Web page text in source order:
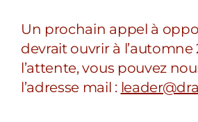
Un prochain appel à
devrait ouvrir à l’automne
l’attente, vous pouvez
l’adresse mail :